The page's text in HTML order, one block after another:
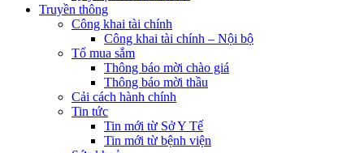
Truyền thông
Công khai tài chính
Công khai tài chính – Nội bộ
Tổ mua sắm
Thông báo mời chào giá
Thông báo mời thầu
Cải cách hành chính
Tin tức
Tin mới từ Sở Y Tế
Tin mới từ bệnh viện